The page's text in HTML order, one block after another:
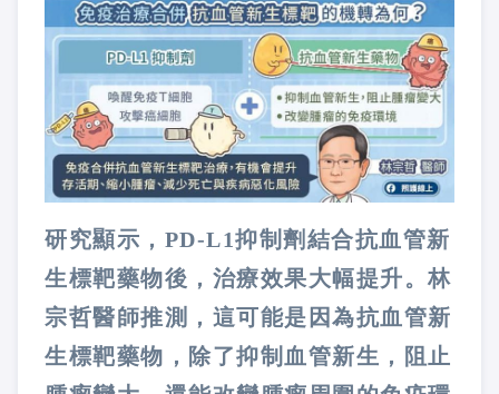
研究顯示，PD-L1抑制劑結合抗血管新
生標靶藥物後，治療效果大幅提升。林
宗哲醫師推測，這可能是因為抗血管新
生標靶藥物，除了抑制血管新生，阻止